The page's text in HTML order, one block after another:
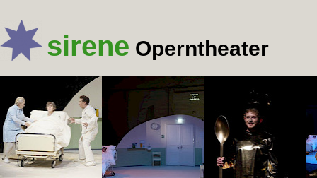
sirene Operntheater